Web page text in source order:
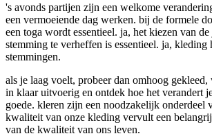
's avonds partijen zijn een welkome
een vermoeiende dag werken. bij de formele
een toga wordt essentieel. ja, het kiezen van
stemming te verheffen is essentieel. ja, kleding
stemmingen.
als je laag voelt, probeer dan omhoog
in klaar uitvoerig en ontdek hoe het verandert
goede. kleren zijn een noodzakelijk onderdeel
kwaliteit van onze kleding vervult een
van de kwaliteit van ons leven.